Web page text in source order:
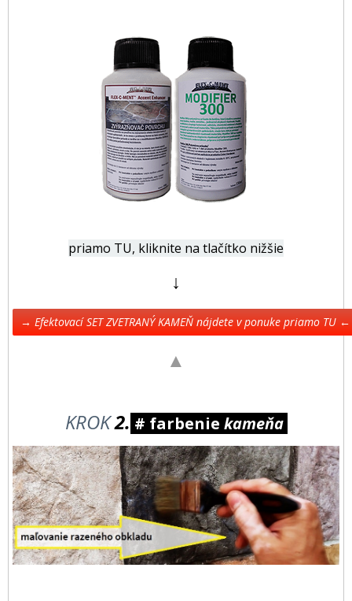
priamo TU, kliknite na tlačítko nižšie
↓
→ Efektovací SET ZVETRANÝ KAMEŇ nájdete v ponuke priamo TU ←
▲
KROK2. # farbenie kameňa